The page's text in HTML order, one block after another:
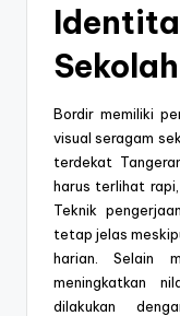
Sekolah
Bordir memiliki
visual seragam
terdekat
harus terlihat
Teknik
tetap jelas
harian. Selain
meningkatkan
dilakukan